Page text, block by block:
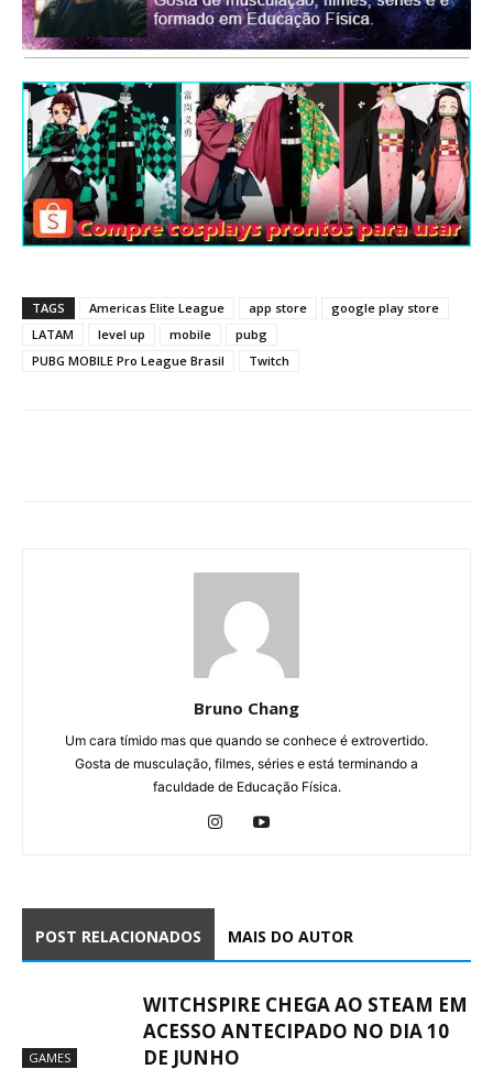
TAGS Americas Elite League app store
google play store
LATAM
level up mobile
pubg
PUBG MOBILE Pro League Brasil
Twitch
Bruno Chang
Um cara tímido mas que quando se conhece é extrovertido.
Gosta de musculação, filmes, séries e está terminando a
faculdade de Educação Física.
POST RELACIONADOS MAIS DO AUTOR
GAMES
WITCHSPIRE CHEGA AO STEAM EM
ACESSO ANTECIPADO NO DIA 10
DE JUNHO